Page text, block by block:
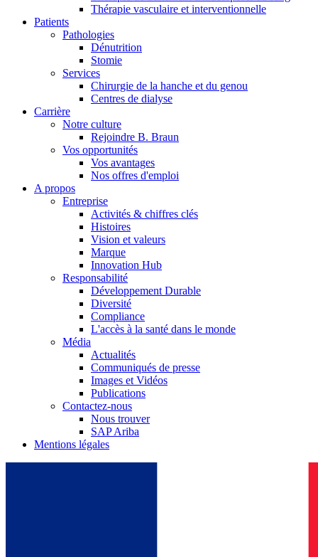
présentez votre idée.
En dialogue avec B. Braun. Contactez-nous.
Thérapie vasculaire et interventionnelle
Patients
Pathologies
Dénutrition
Stomie
Services
Chirurgie de la hanche et du genou
Centres de dialyse
Carrière
Notre culture
Rejoindre B. Braun
Vos opportunités
Vos avantages
Nos offres d'emploi
A propos
Entreprise
Activités & chiffres clés
Histoires
Vision et valeurs
Marque
Innovation Hub
Responsabilité
Développement Durable
Diversité
Compliance
L'accès à la santé dans le monde
Média
Actualités
Communiqués de presse
Images et Vidéos
Publications
Contactez-nous
Nous trouver
SAP Ariba
Mentions légales